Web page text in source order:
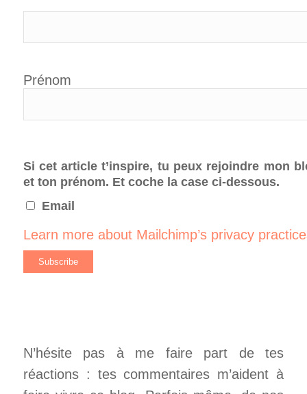
Prénom
Si cet article t’inspire, tu peux rejoindre mon
et ton prénom. Et coche la case ci-dessous.
Email
Learn more about Mailchimp’s privacy
N’hésite pas à me faire part de tes
réactions : tes commentaires m’aident à